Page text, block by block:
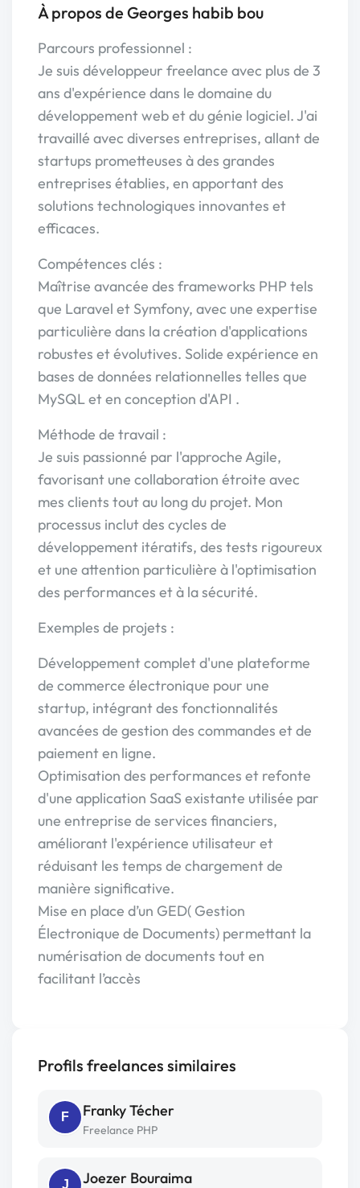
À propos de Georges habib bou
Parcours professionnel :
Je suis développeur freelance avec plus de 3
ans d'expérience dans le domaine du
développement web et du génie logiciel. J'ai
travaillé avec diverses entreprises, allant de
startups prometteuses à des grandes
entreprises établies, en apportant des
solutions technologiques innovantes et
efficaces.
Compétences clés :
Maîtrise avancée des frameworks PHP tels
que Laravel et Symfony, avec une expertise
particulière dans la création d'applications
robustes et évolutives. Solide expérience en
bases de données relationnelles telles que
MySQL et en conception d'API .
Méthode de travail :
Je suis passionné par l'approche Agile,
favorisant une collaboration étroite avec
mes clients tout au long du projet. Mon
processus inclut des cycles de
développement itératifs, des tests rigoureux
et une attention particulière à l'optimisation
des performances et à la sécurité.
Exemples de projets :
Développement complet d'une plateforme
de commerce électronique pour une
startup, intégrant des fonctionnalités
avancées de gestion des commandes et de
paiement en ligne.
Optimisation des performances et refonte
d'une application SaaS existante utilisée par
une entreprise de services financiers,
améliorant l'expérience utilisateur et
réduisant les temps de chargement de
manière significative.
Mise en place d’un GED( Gestion
Électronique de Documents) permettant la
numérisation de documents tout en
facilitant l’accès
Profils freelances similaires
F Franky Técher
Freelance PHP
J Joezer Bouraima